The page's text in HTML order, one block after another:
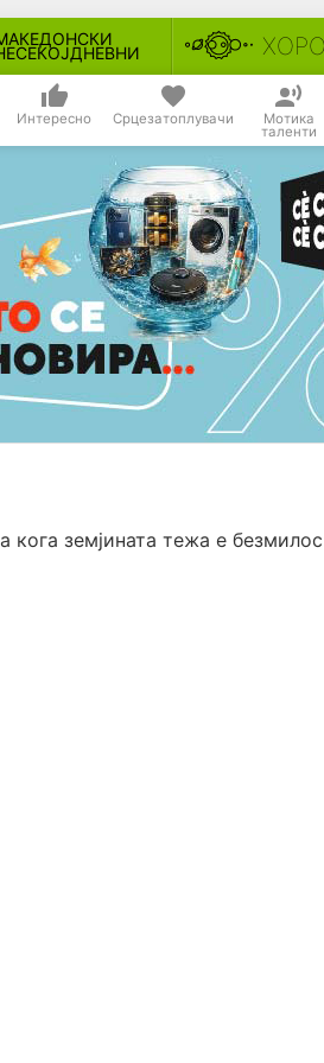
Интересно Срцезатоплувачи Мотика
таленти
кога земјината тежа е